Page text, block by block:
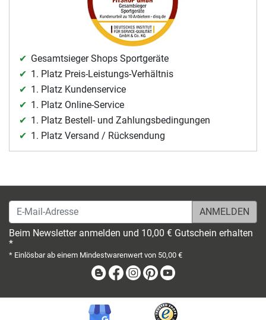
Gesamtsieger Shops Sportgeräte
1. Platz Preis-Leistungs-Verhältnis
1. Platz Kundenservice
1. Platz Online-Service
1. Platz Bestell- und Zahlungsbedingungen
1. Platz Versand / Rücksendung
E-Mail-Adresse
Beim Newsletter anmelden und 10,00 € Gutschein erhalten
*
* Einlösbar ab einem Mindestwarenwert von 50,00 €
BlogFacebook
Instagram
Pinterest